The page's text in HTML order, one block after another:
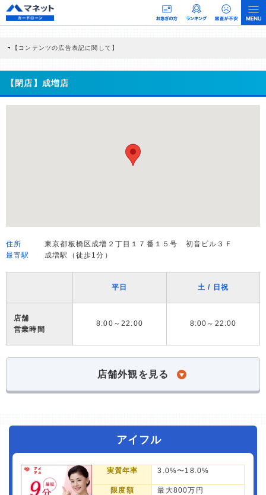
【コンテンツの広告表記に関して】
商品を根拠なくPRするものではなく、当編集部の調査／ユーザーへの口コミ収集な
どに基づき、公平性を担保した情報提供を行っています。
>提携企業一覧
【閉店】成増店
住所
東京都板橋区成増２丁目１７番１５号 初音ビル３Ｆ
最寄駅
成増駅（徒歩1分）
平日 土 / 日祝
店舗
営業時間
8:00～22:00 8:00～22:00
店舗外観を見る
アイフル
実質年率 3.0%〜18.0%
限度額 最大800万円